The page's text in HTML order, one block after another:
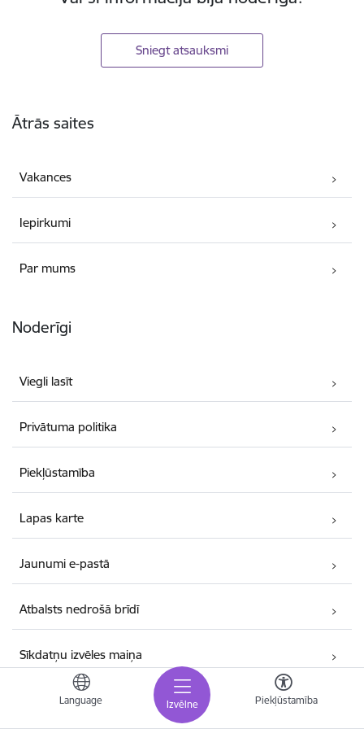
Izvēlne
Language Piekļūstamība
Sniegt atsauksmi
Ātrās saites
Vakances
Iepirkumi
Par mums
Noderīgi
Viegli lasīt
Privātuma politika
Piekļūstamība
Lapas karte
Jaunumi e-pastā
Atbalsts nedrošā brīdī
Sīkdatņu izvēles maiņa